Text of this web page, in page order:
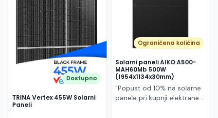
Dostupno
TRINA Vertex 455W Solarni
Paneli
Ograničena količina
Solarni paneli AIKO A500-
MAH60Mb 500W
(1954x1134x30mm)
"Popust od 10% na solarne
panele pri kupnji elektrane